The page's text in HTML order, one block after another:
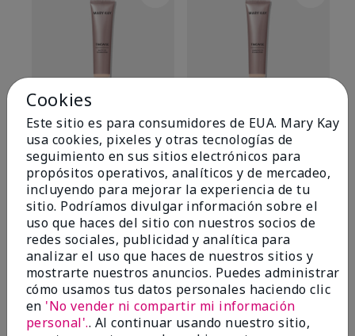
TimeWise® Matte 3D
Foundation
Light 1​ (subtonos rosados
fríos)
$28.00
TimeWise® Luminous 3D
Foundation
Light 1​ (subtonos rosados
fríos)
$28.00
Cookies
Este sitio es para consumidores de EUA. Mary Kay
usa cookies, pixeles y otras tecnologías de
seguimiento en sus sitios electrónicos para
propósitos operativos, analíticos y de mercadeo,
incluyendo para mejorar la experiencia de tu
sitio. Podríamos divulgar información sobre el
uso que haces del sitio con nuestros socios de
redes sociales, publicidad y analítica para
analizar el uso que haces de nuestros sitios y
mostrarte nuestros anuncios. Puedes administrar
cómo usamos tus datos personales haciendo clic
en 'No vender ni compartir mi información
personal'.. Al continuar usando nuestro sitio,